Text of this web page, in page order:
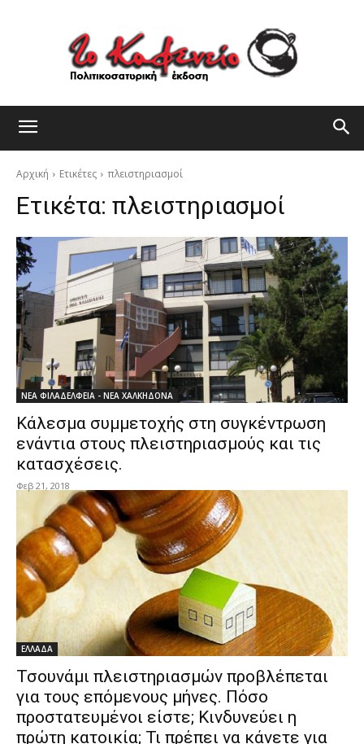
Αρχική Ετικέτες πλειστηριασμοί
Ετικέτα: πλειστηριασμοί
ΝΕΑ ΦΙΛΑΔΕΛΦΕΙΑ - ΝΕΑ ΧΑΛΚΗΔΟΝΑ
Κάλεσμα συμμετοχής στη συγκέντρωση
ενάντια στους πλειστηριασμούς και τις
κατασχέσεις.
Φεβ 21, 2018
ΕΛΛΑΔΑ
Τσουνάμι πλειστηριασμών προβλέπεται
για τους επόμενους μήνες. Πόσο
προστατευμένοι είστε; Κινδυνεύει η
πρώτη κατοικία; Τι πρέπει να κάνετε για